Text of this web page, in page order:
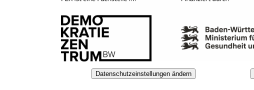
Datenschutzeinstellungen ändern